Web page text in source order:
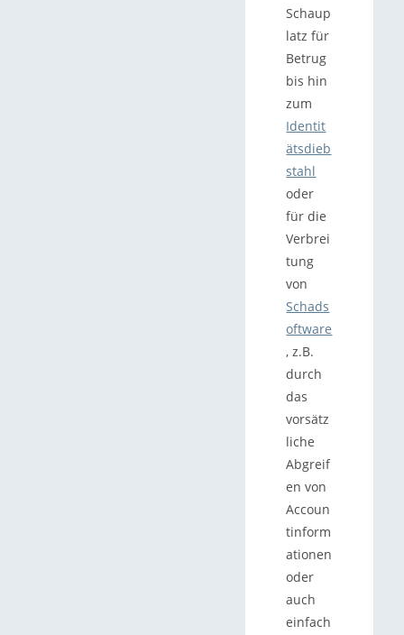
Schaup
latz für
Betrug
bis hin
zum
Identit
ätsdieb
stahl
oder
für die
Verbrei
tung
von
Schads
oftware
, z.B.
durch
das
vorsätz
liche
Abgreif
en von
Accoun
tinform
ationen
oder
auch
einfach